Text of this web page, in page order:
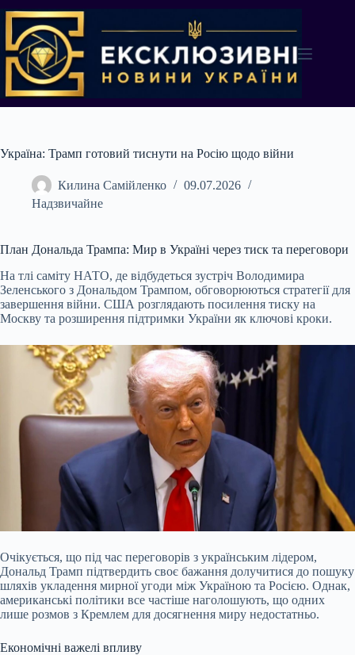
до
вмісту
Україна: Трамп готовий тиснути на Росію щодо війни
Килина Самійленко
09.07.2026
Надзвичайне
План Дональда Трампа: Мир в Україні через тиск та переговори
На тлі саміту НАТО, де відбудеться зустріч Володимира
Зеленського з Дональдом Трампом, обговорюються стратегії для
завершення війни. США розглядають посилення тиску на
Москву та розширення підтримки України як ключові кроки.
Очікується, що під час переговорів з українським лідером,
Дональд Трамп підтвердить своє бажання долучитися до пошуку
шляхів укладення мирної угоди між Україною та Росією. Однак,
американські політики все частіше наголошують, що одних
лише розмов з Кремлем для досягнення миру недостатньо.
Економічні важелі впливу